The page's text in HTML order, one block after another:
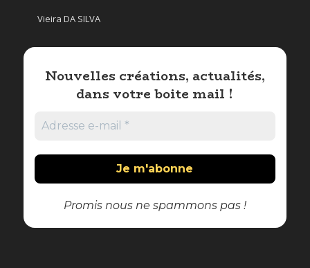
Vieira DA SILVA
Nouvelles créations, actualités,
dans votre boite mail !
Promis nous ne spammons pas !